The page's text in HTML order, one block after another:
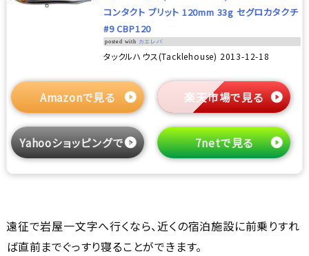
コンタクト ブリット 120mm 33g セグロカタクチ
#9 CBP120
posted with カエレバ
タックルハウス(Tacklehouse) 2013-12-18
Amazonで見る 楽天市場で見る
Yahooショッピングで見る 7netで見る
遠征で岩屋一文字へ行くなら、近くの宿泊施設に前乗りすれ
ば直前までぐっすり寝ることができます。